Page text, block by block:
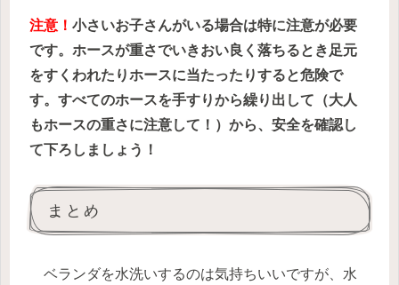
注意！ 小さいお子さんがいる場合は特に注意が必要
です。ホースが重さでいきおい良く落ちるとき足元
をすくわれたりホースに当たったりすると危険で
す。すべてのホースを手すりから繰り出して（大人
もホースの重さに注意して！）から、安全を確認し
て下ろしましょう！
まとめ
ベランダを水洗いするのは気持ちいいですが、水